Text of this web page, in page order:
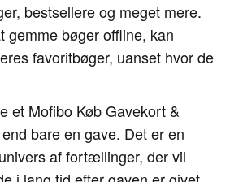
bestsellere og meget mere.
gemme bøger offline, kan
favoritbøger, uanset hvor de
et Mofibo Køb Gavekort &
bare en gave. Det er en
af fortællinger, der vil